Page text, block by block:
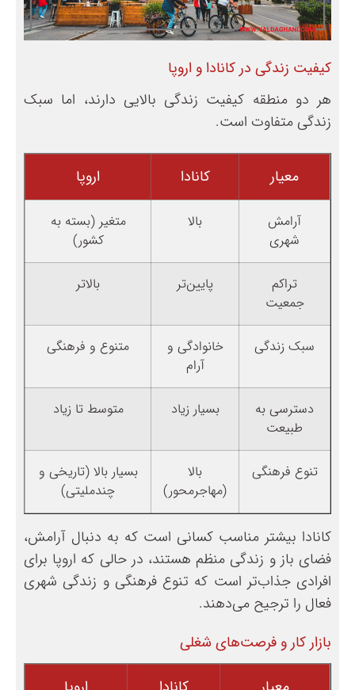
کیفیت زندگی در کانادا و اروپا
هر دو منطقه کیفیت زندگی بالایی دارند، اما سبک
زندگی متفاوت است.
معیار کانادا اروپا
آرامش
شهری
بالا
متغیر (بسته به
کشور)
تراکم
جمعیت
پایین‌تر بالاتر
سبک زندگی
خانوادگی و
آرام
متنوع و فرهنگی
دسترسی به
طبیعت
بسیار زیاد متوسط تا زیاد
تنوع فرهنگی
بالا
(مهاجرمحور)
بسیار بالا (تاریخی و
چندملیتی)
کانادا بیشتر مناسب کسانی است که به دنبال آرامش،
فضای باز و زندگی منظم هستند، در حالی که اروپا برای
افرادی جذاب‌تر است که تنوع فرهنگی و زندگی شهری
فعال را ترجیح می‌دهند.
بازار کار و فرصت‌های شغلی